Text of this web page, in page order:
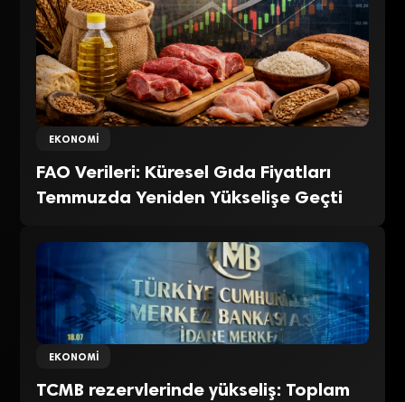
EKONOMI
FAO Verileri: Küresel Gıda Fiyatları
Temmuzda Yeniden Yükselişe Geçti
EKONOMI
TCMB rezervlerinde yükseliş: Toplam